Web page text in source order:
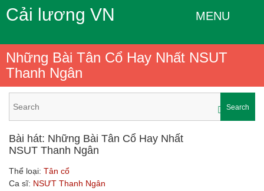
Cải lương VN MENU
Những Bài Tân Cổ Hay Nhất NSUT
Thanh Ngân
Search
Bài hát: Những Bài Tân Cổ Hay Nhất
NSUT Thanh Ngân
Thể loại: Tân cổ
Ca sĩ: NSƯT Thanh Ngân